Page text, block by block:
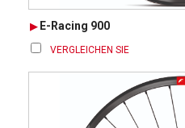
E-Racing 900
VERGLEICHEN SIE